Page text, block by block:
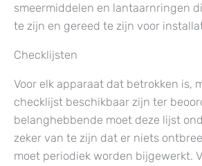
smeermiddelen en lantaarnringen
te zijn en gereed te zijn voor
Checklijsten
Voor elk apparaat dat betrokken is,
checklijst beschikbaar zijn ter
belanghebbende moet deze lijst
zeker van te zijn dat er niets
moet periodiek worden bijgewerkt.